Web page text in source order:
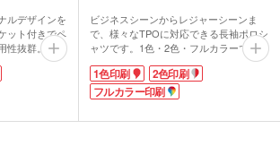
ルデザインを
ット付きでペ
性抜群。吸汗
メッシュ生地
心地です。さ
UVカット機
ーに対応し、
ビジネスシーンからレジャーシーンま
で、様々なTPOに対応できる長袖ポロシ
ャツです。1色・2色・フルカラーでオリ
ジナルデザインをプリントして、オリジ
ナルポロシャツが作成できます。
ペンやメモを入れられる胸ポケット付き
のメッシュ生地は吸汗性・速乾性・UV
1色印刷
2色印刷
フルカラー印刷